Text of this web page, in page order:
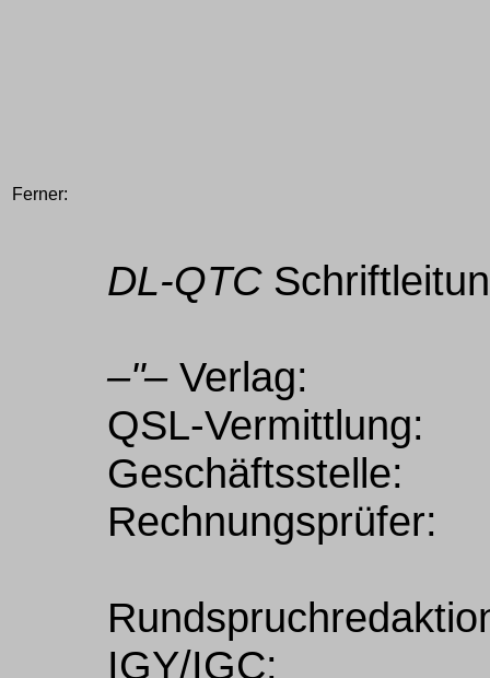
Ferner:
DL-QTC
–"–Verlag:
QSL-Vermittlung:
Geschäftsstelle:
Rechnungsprüfer:
IGY/IGC: